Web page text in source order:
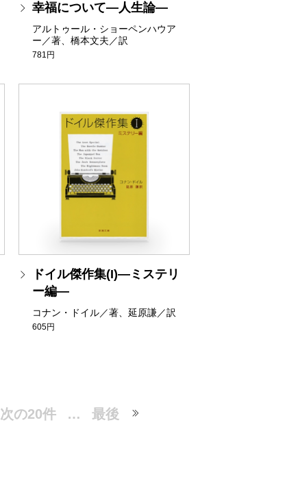
幸福について―人生論―
アルトゥール・ショーペンハウア
ー／著、橋本文夫／訳
781円
ドイル傑作集(I)―ミステリ
ー編―
コナン・ドイル／著、延原謙／訳
605円
次の20件 … 最後